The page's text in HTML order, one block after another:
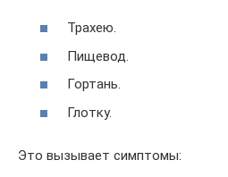
Трахею.
Пищевод.
Гортань.
Глотку.
Это вызывает симптомы: